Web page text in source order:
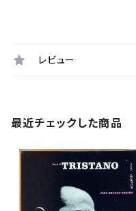
レビュー
最近チェックした商品